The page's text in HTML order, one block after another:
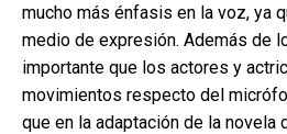
mucho más énfasis en la voz, ya
medio de expresión. Además de
importante que los actores y
movimientos respecto del
que en la adaptación de la